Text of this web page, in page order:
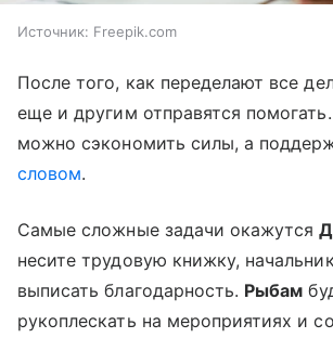
Источник: Freepik.com
После того, как переделают все
еще и другим отправятся
можно сэкономить силы, а
словом.
Самые сложные задачи окажутся
несите трудовую книжку,
выписать благодарность. Рыбам
рукоплескать на мероприятиях и